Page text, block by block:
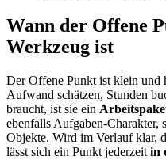
Wann der Offene
Werkzeug ist
Der Offene Punkt ist klein und
Aufwand schätzen, Stunden
braucht, ist sie ein
ebenfalls Aufgaben-Charakter,
Objekte. Wird im Verlauf klar,
lässt sich ein Punkt jederzeit in